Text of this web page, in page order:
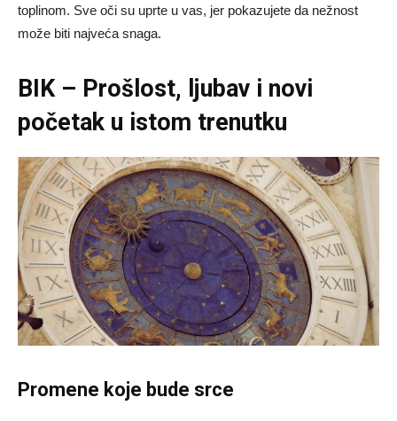
toplinom. Sve oči su uprte u vas, jer pokazujete da nežnost
može biti najveća snaga.
BIK – Prošlost, ljubav i novi
početak u istom trenutku
Promene koje bude srce